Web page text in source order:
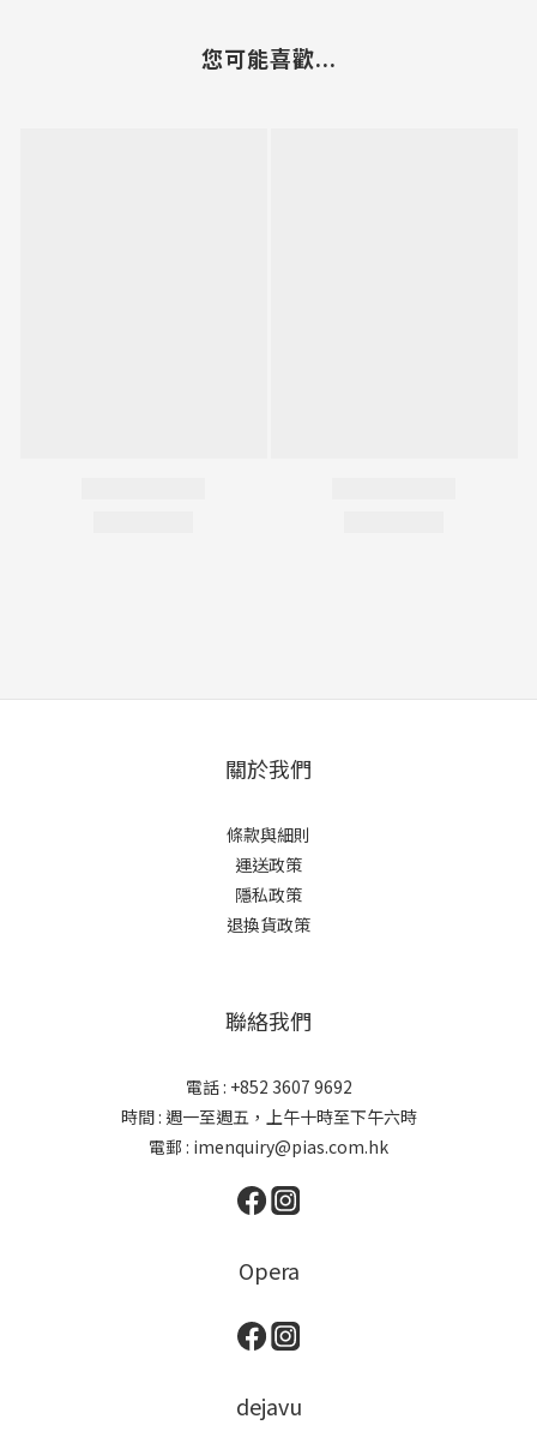
您可能喜歡...
關於我們
條款與細則
運送政策
隱私政策
退換貨政策
聯絡我們
電話 : +852 3607 9692
時間 : 週一至週五，上午十時至下午六時
電郵 : imenquiry@pias.com.hk
Opera
dejavu